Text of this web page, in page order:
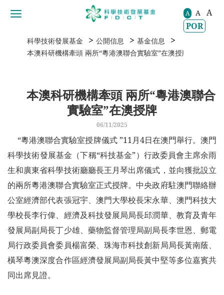
移動到内容區域 A A
A
POR
科學技術發展基金 > 公開信息 > 基金信息 >
本澳科研機構牽頭 兩所“粵港澳聯合實驗室”在澳授牌
本澳科研機構牽頭 兩所“粵港澳聯合
實驗室”在澳授牌
06/11/2025
“粵港澳聯合實驗室授牌儀式”11月4日在澳門舉行。澳門
科學技術發展基金（下稱“科技基金”）行政委員會主席余雨
生和廣東省科學技術廳廳長王月琴出席儀式，並向獲批設立
的兩所粵港澳聯合實驗室正式授牌。中央政府駐澳門聯絡辦
公室經濟部代表張冠宇、澳門大學校長宋永華、澳門科技大
學校長李行偉、經濟及科技發展局局長邱潤華、教育及青年
發展局副局長丁少雄、藥物監督管理局副局長李世恩、郵電
局行政委員會委員楊富榮、珠海市科技創新局局長黃南蔭、
橫琴粵澳深度合作區經濟發展局副局長黃中堅等多位嘉賓共
同出席見證。